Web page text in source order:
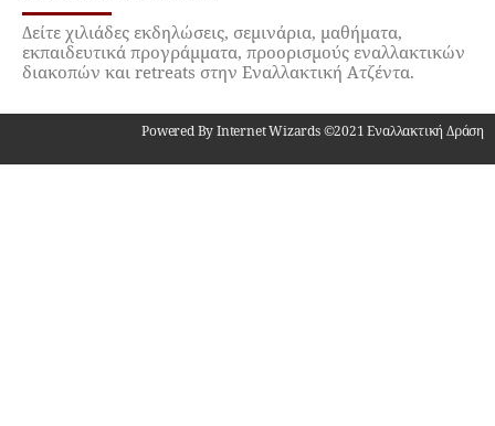
Δείτε χιλιάδες εκδηλώσεις, σεμινάρια, μαθήματα,
εκπαιδευτικά προγράμματα, προορισμούς εναλλακτικών
διακοπών και retreats στην Εναλλακτική Ατζέντα.
Powered By Internet Wizards ©2021 Εναλλακτική Δράση